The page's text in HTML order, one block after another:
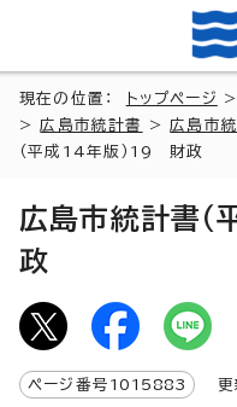
現在の位置： トップページ
>広島市統計書 >広島市
（平成14年版）19 財政
広島市統計書
政
ページ番号 1015883 更